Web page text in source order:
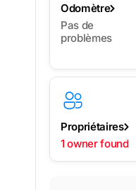
Odomètre
Pas de
problèmes
Propriétaires
1 owner found